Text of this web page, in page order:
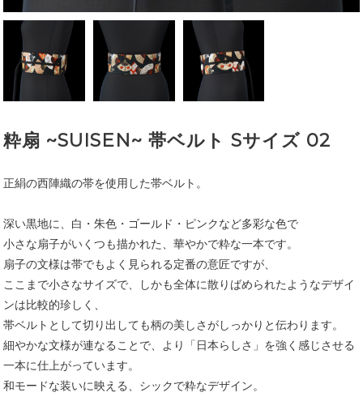
粋扇 ~SUISEN~ 帯ベルト Sサイズ 02
正絹の西陣織の帯を使用した帯ベルト。
深い黒地に、白・朱色・ゴールド・ピンクなど多彩な色で
小さな扇子がいくつも描かれた、華やかで粋な一本です。
扇子の文様は帯でもよく見られる定番の意匠ですが、
ここまで小さなサイズで、しかも全体に散りばめられたようなデザイ
ンは比較的珍しく、
帯ベルトとして切り出しても柄の美しさがしっかりと伝わります。
細やかな文様が連なることで、より「日本らしさ」を強く感じさせる
一本に仕上がっています。
和モードな装いに映える、シックで粋なデザイン。